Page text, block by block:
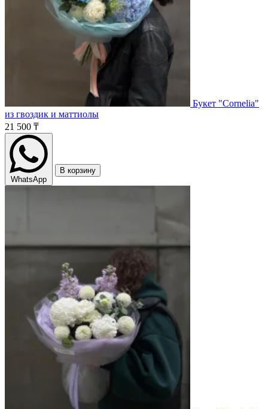
Букет "Cornelia"
из гвоздик и маттиолы
21 500 ₸
WhatsApp
В корзину